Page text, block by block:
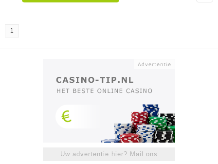
1
Uw advertentie hier? Mail ons